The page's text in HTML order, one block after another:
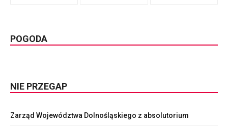
POGODA
NIE PRZEGAP
Zarząd Województwa Dolnośląskiego z absolutorium